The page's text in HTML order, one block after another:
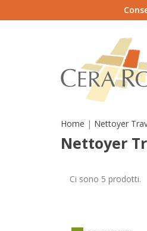
Home Nettoyer
Nettoyer
Ci sono 5 prodotti.